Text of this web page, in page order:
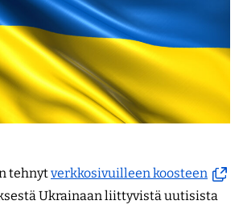
tehnytverkkosivuilleen koosteen
Ukrainaan liittyvistä uutisista